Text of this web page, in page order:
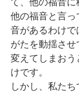
他の福音と言
音があるわけ
がたを動揺さ
変えてしまお
けです。
しかし、私た